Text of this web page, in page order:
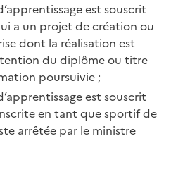
est souscrit
a un projet de création ou
dont la réalisation est
du diplôme ou titre
poursuivie ;
est souscrit
en tant que sportif de
arrêtée par le ministre